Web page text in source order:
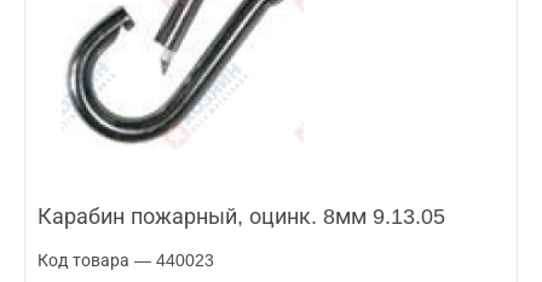
Карабин пожарный, оцинк. 8мм 9.13.05
Код товара — 440023